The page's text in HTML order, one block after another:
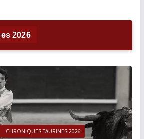
2026
CHRONIQUES TAURINES 2026